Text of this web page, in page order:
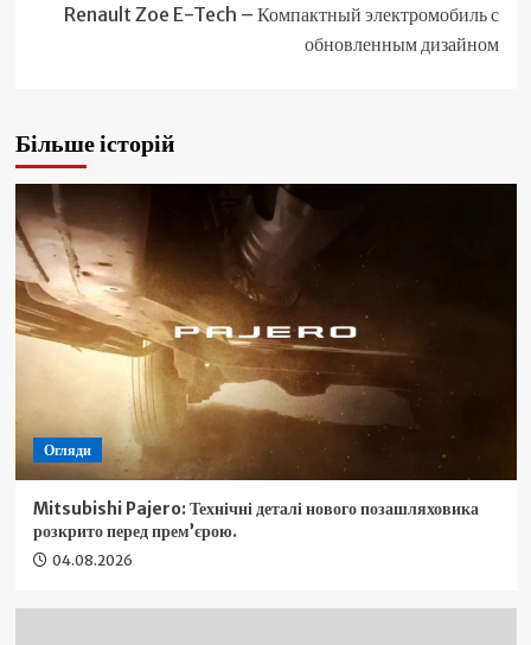
Renault Zoe E-Tech – Компактный электромобиль с
обновленным дизайном
Більше історій
Огляди
Mitsubishi Pajero: Технічні деталі нового позашляховика
розкрито перед прем’єрою.
04.08.2026